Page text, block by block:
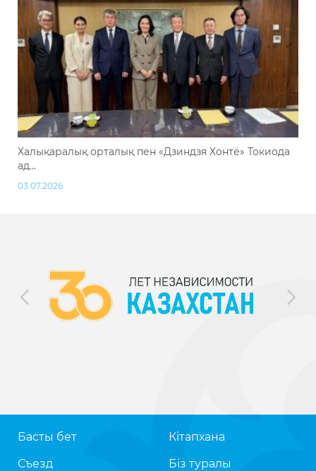
Халықаралық орталық пен «Дзиндзя Хонтё» Токиода
ад...
03.07.2026
Басты бет
Съезд
Кітапхана
Біз туралы